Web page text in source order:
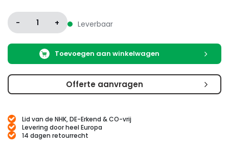
- 1 + Leverbaar
Toevoegen aan winkelwagen
Offerte aanvragen
Lid van de NHK, DE-Erkend & CO-vrij
Levering door heel Europa
14 dagen retourrecht